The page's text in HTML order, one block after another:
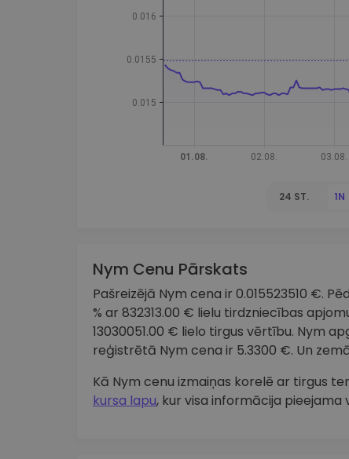
24 ST. 1N
Nym Cenu Pārskats
Pašreizējā Nym cena ir 0.015523510 €.
% ar 832313.00 € lielu tirdzniecības
13030051.00 € lielo tirgus vērtību. Nym
reģistrētā Nym cena ir 5.3300 €. Un
Kā Nym cenu izmaiņas korelē ar tirgus
kursa lapu, kur visa informācija pieejama